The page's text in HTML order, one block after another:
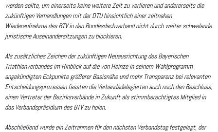
werden sollte, um einerseits keine weitere Zeit zu verlieren und andererseits die
zukünftigen Verhandlungen mit der DTU hinsichtlich einer zeitnahen
Wiederaufnahme des BTV in den Bundesdachverband nicht durch weiter schwelende
juristische Auseinandersitzungen zu blockieren.
Als zusätzliches Zeichen der zukünftigen Neuausrichtung des Bayerischen
Triathlonverbandes im Hinblick auf die von Heinze in seinem Wahlprogramm
angekündigten Eckpunkte größerer Basisnähe und mehr Transparenz bei relevanten
Entscheidungsprozessen fassten die Verbandsdelegierten auch noch den Beschluss,
einen Vertreter der Bezirksverbände in Zukunft als stimmberechtigtes Mitglied in
das Verbandspräsidium des BTV zu holen.
Abschließend wurde ein Zeitrahmen für den nächsten Verbandstag festgelegt, der